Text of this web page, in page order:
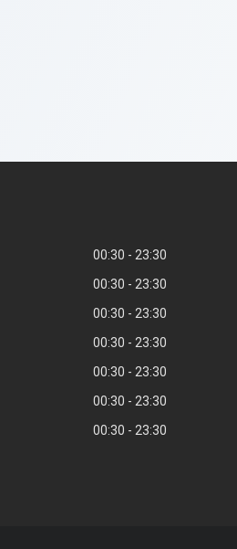
00:30
23:30
00:30
23:30
00:30
23:30
00:30
23:30
00:30
23:30
00:30
23:30
00:30 23:30